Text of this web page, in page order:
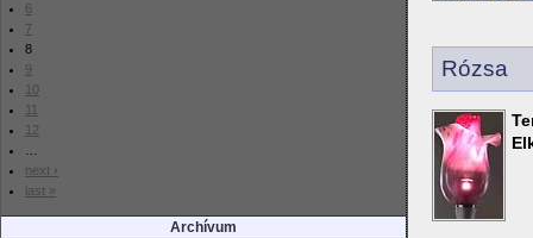
6
7
8
9
10
12
next ›
last »
Archívum
Rózsa